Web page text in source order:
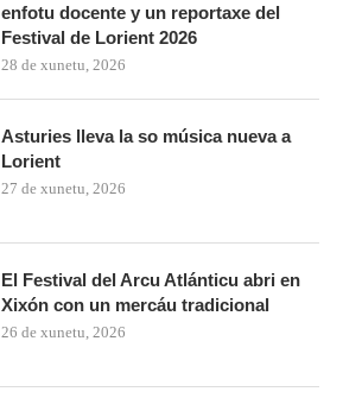
enfotu docente y un reportaxe del
Festival de Lorient 2026
28 de xunetu, 2026
Asturies lleva la so música nueva a
Lorient
27 de xunetu, 2026
El Festival del Arcu Atlánticu abri en
Xixón con un mercáu tradicional
26 de xunetu, 2026